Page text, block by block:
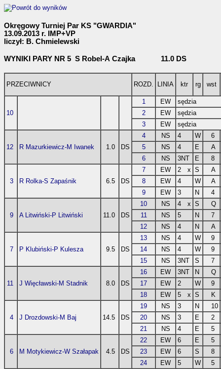
Okręgowy Turniej Par KS "GWARDIA"
13.09.2013 r. IMP+VP
liczył: B. Chmielewski
WYNIKI PARY NR 5 S Robel-A Czajka 11.0 DS
PRZECIWNICY ROZD. LINIA ktr rg wst
10
1 EW
sędzia
2
EW
sędzia
3
EW sędzia
12 R Mazurkiewicz-M Iwanek 1.0 DS
4 NS 4 W
6
5
NS 4 E
A
6
NS 3NT E 8
3 R Rolka-S Zapaśnik 6.5 DS
7 EW 2 x S
A
8
EW 4 W
A
9
EW 3 N 4
9 A Litwiński-P Litwiński 11.0 DS
10 NS 4 x S
Q
11
NS 5 N
7
12
NS 4 N A
7 P Klubiński-P Kulesza 9.5 DS
13 NS 4 W
9
14
NS 4 W
9
15
NS 3NT S 7
11 J Więcławski-M Stadnik 8.0 DS
16 EW 3NT N
Q
17
EW 2 W
9
18
EW 5 x S K
4 J Drozdowski-M Baj 14.5 DS
19 NS 3 N
10
20
NS 3 E
2
21
NS 4 E 5
6 M Motykiewicz-W Szałapak 4.5 DS
22 EW 6 E
5
23
EW 6 S
8
24
EW 5 W 5